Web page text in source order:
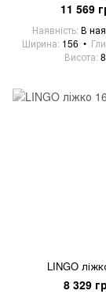
11 569
Наявність В
Ширина 156
Висота
LINGO
8 329